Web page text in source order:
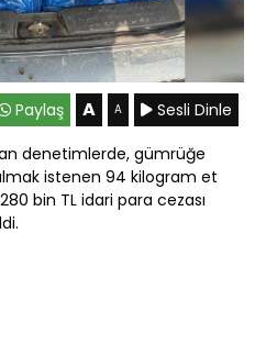
Paylaş A A
Sesli Dinle
denetimlerde, gümrüğe
istenen 94 kilogram et
bin TL idari para cezası